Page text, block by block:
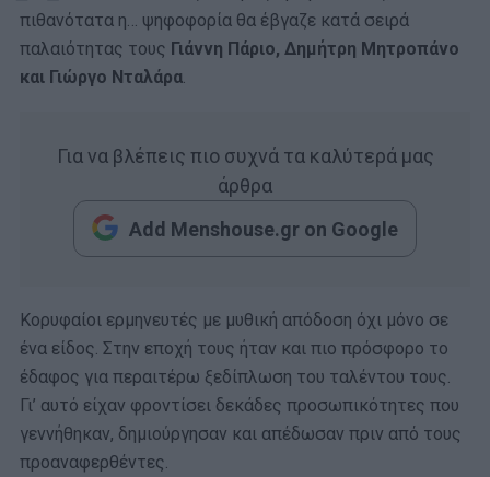
πιθανότατα η… ψηφοφορία θα έβγαζε κατά σειρά
παλαιότητας τους Γιάννη Πάριο, Δημήτρη Μητροπάνο
και Γιώργο Νταλάρα.
Για να βλέπεις πιο συχνά τα καλύτερά μας
άρθρα
Add Menshouse.gr on Google
Κορυφαίοι ερμηνευτές με μυθική απόδοση όχι μόνο σε
ένα είδος. Στην εποχή τους ήταν και πιο πρόσφορο το
έδαφος για περαιτέρω ξεδίπλωση του ταλέντου τους.
Γι’ αυτό είχαν φροντίσει δεκάδες προσωπικότητες που
γεννήθηκαν, δημιούργησαν και απέδωσαν πριν από τους
προαναφερθέντες.